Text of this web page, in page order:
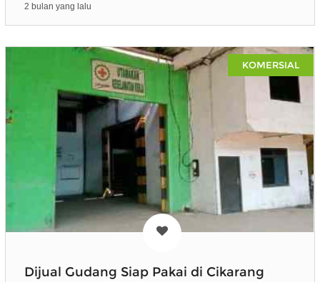
2 bulan yang lalu
KOMERSIAL
Dijual Gudang Siap Pakai di Cikarang